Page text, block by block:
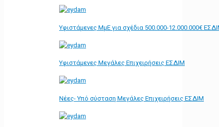
Υφιστάμενες ΜμΕ για σχέδια 500.000-12.000.000€
Υφιστάμενες Μεγάλες Επιχειρήσεις ΕΣΔΙΜ
Νέες- Υπό σύσταση Μεγάλες Επιχειρήσεις ΕΣΔΙΜ